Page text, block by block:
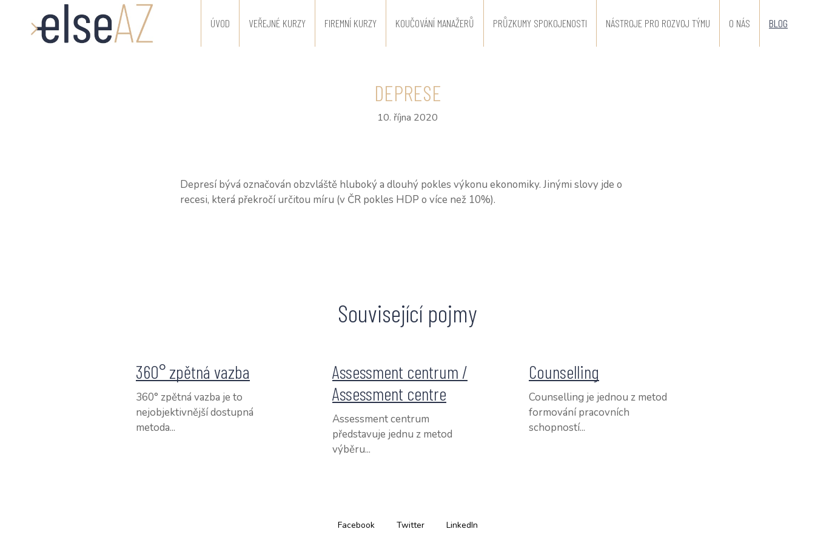
ÚVOD VEŘEJNÉ KURZY FIREMNÍ KURZY KOUČOVÁNÍ MANAŽERŮ PRŮZKUMY SPOKOJENOSTI NÁSTROJE PRO ROZVOJ TÝMU O NÁS BLOG
DEPRESE
10. října 2020
Depresí bývá označován obzvláště hluboký a dlouhý pokles výkonu ekonomiky. Jinými slovy jde o
recesi, která překročí určitou míru (v ČR pokles HDP o více než 10%).
Související pojmy
360° zpětná vazba
360° zpětná vazba je to
nejobjektivnější dostupná
metoda...
Assessment centrum /
Assessment centre
Assessment centrum
představuje jednu z metod
výběru...
Counselling
Counselling je jednou z metod
formování pracovních
schopností...
Facebook Twitter LinkedIn